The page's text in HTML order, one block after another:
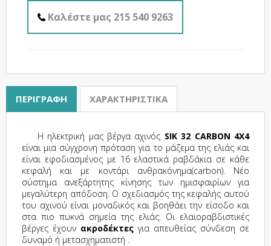
Καλέστε μας 215 540 9263
ΠΕΡΙΓΡΑΦΉ ΧΑΡΑΚΤΗΡΙΣΤΙΚΆ
Η ηλεκτρική μας βέργα αχινός SIK 32 CARBON 4X4
είναι μια σύγχρονη πρόταση για το μάζεμα της ελιάς και
είναι εφοδιασμένος με 16 ελαστικά ραβδάκια σε κάθε
κεφαλή και με κοντάρι ανθρακόνημα(carbon). Νέο
σύστημα ανεξάρτητης κίνησης των ημισφαιρίων για
μεγαλύτερη απόδοση. Ο σχεδιασμός της κεφαλής αυτού
του αχινού είναι μοναδικός και βοηθάει την είσοδο και
στα πιο πυκνά σημεία της ελιάς. Οι ελαιοραβδιστικές
βέργες έχουν ακροδέκτες για απευθείας σύνδεση σε
δυναμό ή μετασχηματιστή .